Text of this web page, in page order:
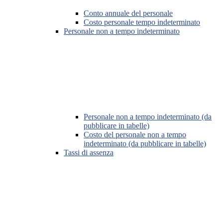
Conto annuale del personale
Costo personale tempo indeterminato
Personale non a tempo indeterminato
Personale non a tempo indeterminato (da
pubblicare in tabelle)
Costo del personale non a tempo
indeterminato (da pubblicare in tabelle)
Tassi di assenza